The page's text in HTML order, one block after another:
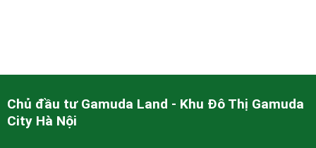
Chủ đầu tư Gamuda Land - Khu Đô Thị Gamuda
City Hà Nội